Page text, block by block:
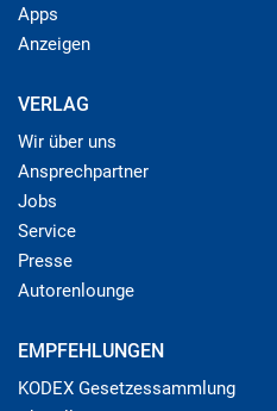
Apps
Anzeigen
VERLAG
Wir über uns
Ansprechpartner
Jobs
Service
Presse
Autorenlounge
EMPFEHLUNGEN
KODEX Gesetzessammlung